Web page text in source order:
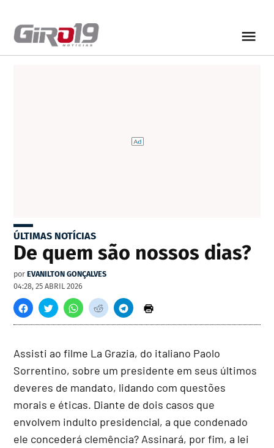
ÚLTIMAS NOTÍCIAS
De quem são nossos dias?
por EVANILTON GONÇALVES
04:28, 25 ABRIL 2026
Assisti ao filme La Grazia, do italiano Paolo
Sorrentino, sobre um presidente em seus últimos
deveres de mandato, lidando com questões
morais e éticas. Diante de dois casos que
envolvem indulto presidencial, a que condenado
ele concederá clemência? Assinará, por fim, a lei